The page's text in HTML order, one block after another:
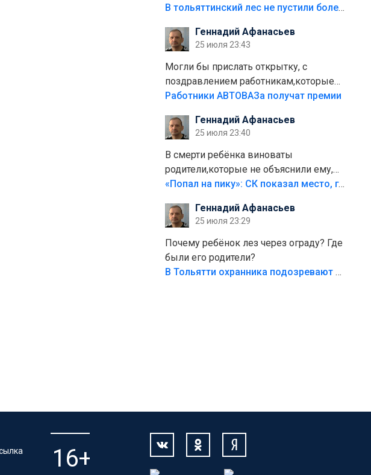
пожар.Тех кто разводит костры,тех
полно стоит,почему водители всё
равно едут в лес? Штрафы мизерные.
В тольяттинский лес не пустили более тысячи автомобилей
Геннадий Афанасьев
25 июля 23:43
Могли бы прислать открытку, с
поздравлением работникам,которые
больше сорока лет отработали на
Работники АВТОВАЗа получат премии
Геннадий Афанасьев
25 июля 23:40
В смерти ребёнка виноваты
родители,которые не объяснили ему,
что такое хорошо и что такое плохо!
безумия,есть же калитка,ворота!
Жалко ребёнка,но он сам выбрал свою
судьбу.
«Попал на пику»: СК показал место, где был смертельно травмирован ребенок в Тольятти
Геннадий Афанасьев
25 июля 23:29
Почему ребёнок лез через ограду? Где
были его родители?
В Тольятти охранника подозревают в причинении смерти ребенку